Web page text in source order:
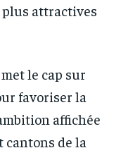
attractives
le cap sur
favoriser la
affichée
cantons de la